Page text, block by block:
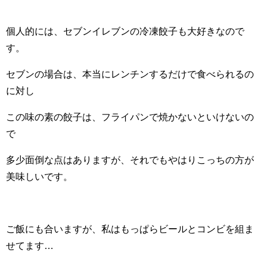
個人的には、セブンイレブンの冷凍餃子も大好きなので
す。
セブンの場合は、本当にレンチンするだけで食べられるの
に対し
この味の素の餃子は、フライパンで焼かないといけないの
で
多少面倒な点はありますが、それでもやはりこっちの方が
美味しいです。
ご飯にも合いますが、私はもっぱらビールとコンビを組ま
せてます…